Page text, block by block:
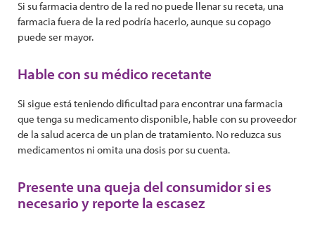
Si su farmacia dentro de la red no puede llenar su receta, una
farmacia fuera de la red podría hacerlo, aunque su copago
puede ser mayor.
Hable con su médico recetante
Si sigue está teniendo dificultad para encontrar una farmacia
que tenga su medicamento disponible, hable con su proveedor
de la salud acerca de un plan de tratamiento. No reduzca sus
medicamentos ni omita una dosis por su cuenta.
Presente una queja del consumidor si es
necesario y reporte la escasez